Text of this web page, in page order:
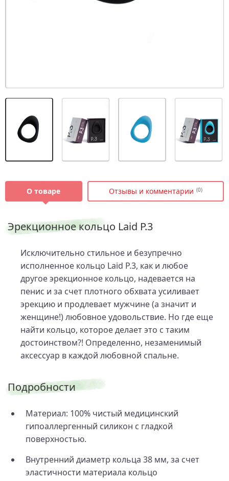
О товаре Отзывы и комментарии (0)
Эрекционное кольцо Laid P.3
Исключительно стильное и безупречно
исполненное кольцо Laid P.3, как и любое
другое эрекционное кольцо, надевается на
пенис и за счет плотного обхвата усиливает
эрекцию и продлевает мужчине (а значит и
женщине!) любовное удовольствие. Но где еще
найти кольцо, которое делает это с таким
достоинством?! Определенно, незаменимый
аксессуар в каждой любовной спальне.
Подробности
Материал: 100% чистый медицинский
гипоаллергенный силикон с гладкой
поверхностью.
Внутренний диаметр кольца 38 мм, за счет
эластичности материала кольцо